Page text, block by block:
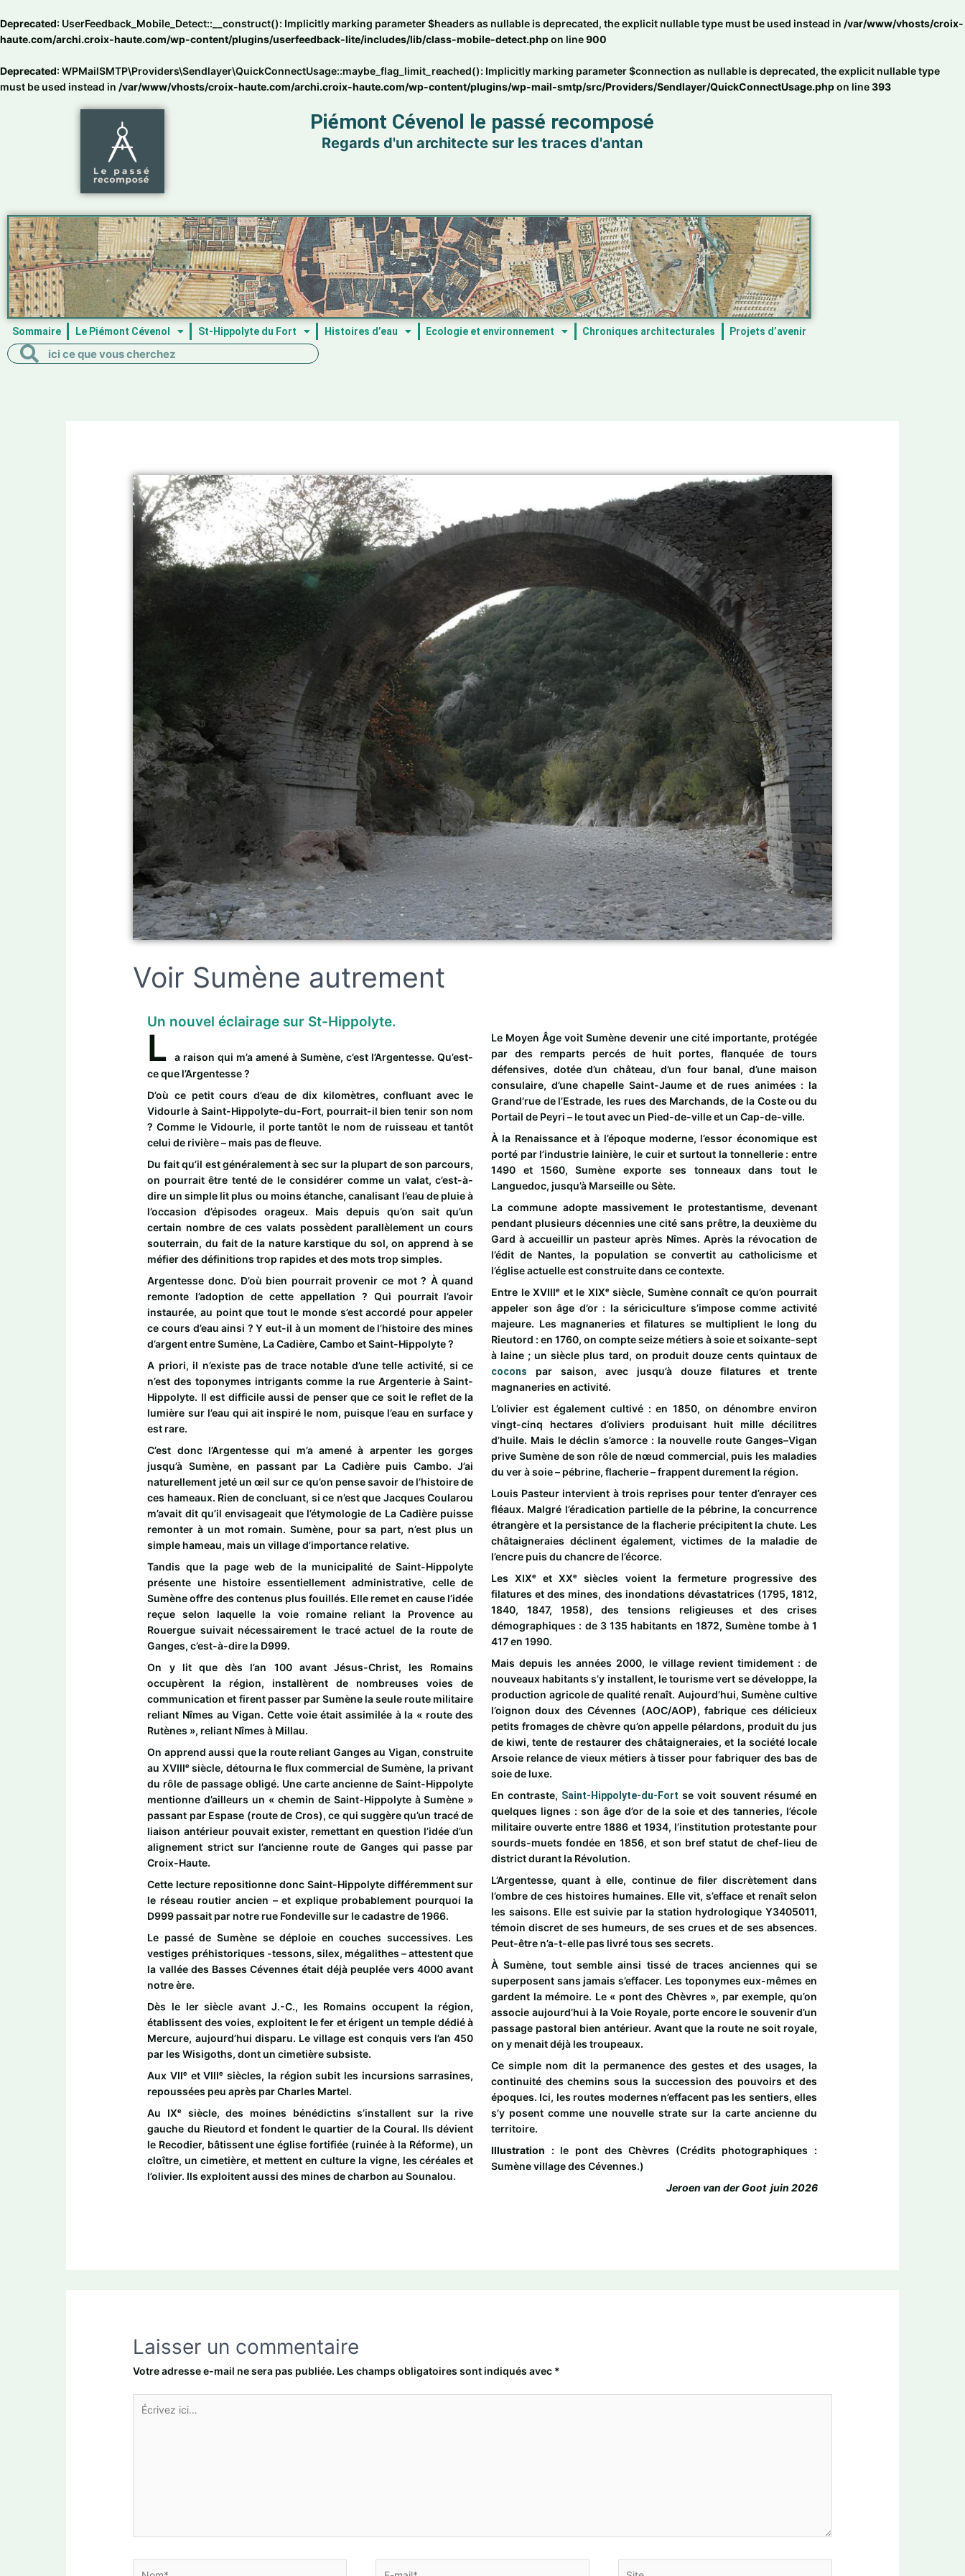
Deprecated: UserFeedback_Mobile_Detect::__construct(): Implicitly marking parameter $headers as nullable is deprecated, the explicit nullable type must be used instead in /var/www/vhosts/croix-
haute.com/archi.croix-haute.com/wp-content/plugins/userfeedback-lite/includes/lib/class-mobile-detect.phpon line900
Deprecated: WPMailSMTP\Providers\Sendlayer\QuickConnectUsage::maybe_flag_limit_reached(): Implicitly marking parameter $connection as nullable is deprecated, the explicit nullable type
must be used instead in /var/www/vhosts/croix-haute.com/archi.croix-haute.com/wp-content/plugins/wp-mail-smtp/src/Providers/Sendlayer/QuickConnectUsage.phpon line393
au
contenu
Piémont Cévenol le passé recomposé
Regards d'un architecte sur les traces d'antan
Sommaire Le Piémont Cévenol St-Hippolyte du Fort Histoires d’eau Ecologie et environnement Chroniques architecturales Projets d’avenir
RechercherRechercher
Voir Sumène autrement
Un nouvel éclairage sur St-Hippolyte.
L
a raison qui m’a amené à Sumène, c’est l’Argentesse. Qu’est-
ce que l’Argentesse ?
D’où ce petit cours d’eau de dix kilomètres, confluant avec le
Vidourle à Saint-Hippolyte-du-Fort, pourrait-il bien tenir son nom
? Comme le Vidourle, il porte tantôt le nom de ruisseau et tantôt
celui de rivière – mais pas de fleuve.
Du fait qu’il est généralement à sec sur la plupart de son parcours,
on pourrait être tenté de le considérer comme un valat, c’est-à-
dire un simple lit plus ou moins étanche, canalisant l’eau de pluie à
l’occasion d’épisodes orageux. Mais depuis qu’on sait qu’un
certain nombre de ces valats possèdent parallèlement un cours
souterrain, du fait de la nature karstique du sol, on apprend à se
méfier des définitions trop rapides et des mots trop simples.
Argentesse donc. D’où bien pourrait provenir ce mot ? À quand
remonte l’adoption de cette appellation ? Qui pourrait l’avoir
instaurée, au point que tout le monde s’est accordé pour appeler
ce cours d’eau ainsi ? Y eut-il à un moment de l’histoire des mines
d’argent entre Sumène, La Cadière, Cambo et Saint-Hippolyte ?
A priori, il n’existe pas de trace notable d’une telle activité, si ce
n’est des toponymes intrigants comme la rue Argenterie à Saint-
Hippolyte. Il est difficile aussi de penser que ce soit le reflet de la
lumière sur l’eau qui ait inspiré le nom, puisque l’eau en surface y
est rare.
C’est donc l’Argentesse qui m’a amené à arpenter les gorges
jusqu’à Sumène, en passant par La Cadière puis Cambo. J’ai
naturellement jeté un œil sur ce qu’on pense savoir de l’histoire de
ces hameaux. Rien de concluant, si ce n’est que Jacques Coularou
m’avait dit qu’il envisageait que l’étymologie de La Cadière puisse
remonter à un mot romain. Sumène, pour sa part, n’est plus un
simple hameau, mais un village d’importance relative.
Tandis que la page web de la municipalité de Saint-Hippolyte
présente une histoire essentiellement administrative, celle de
Sumène offre des contenus plus fouillés. Elle remet en cause l’idée
reçue selon laquelle la voie romaine reliant la Provence au
Rouergue suivait nécessairement le tracé actuel de la route de
Ganges, c’est-à-dire la D999.
On y lit que dès l’an 100 avant Jésus-Christ, les Romains
occupèrent la région, installèrent de nombreuses voies de
communication et firent passer par Sumène la seule route militaire
reliant Nîmes au Vigan. Cette voie était assimilée à la « route des
Rutènes », reliant Nîmes à Millau.
On apprend aussi que la route reliant Ganges au Vigan, construite
au XVIIIᵉ siècle, détourna le flux commercial de Sumène, la privant
du rôle de passage obligé. Une carte ancienne de Saint-Hippolyte
mentionne d’ailleurs un « chemin de Saint-Hippolyte à Sumène »
passant par Espase (route de Cros), ce qui suggère qu’un tracé de
liaison antérieur pouvait exister, remettant en question l’idée d’un
alignement strict sur l’ancienne route de Ganges qui passe par
Croix-Haute.
Cette lecture repositionne donc Saint-Hippolyte différemment sur
le réseau routier ancien – et explique probablement pourquoi la
D999 passait par notre rue Fondeville sur le cadastre de 1966.
Le passé de Sumène se déploie en couches successives. Les
vestiges préhistoriques -tessons, silex, mégalithes – attestent que
la vallée des Basses Cévennes était déjà peuplée vers 4000 avant
notre ère.
Dès le Ier siècle avant J.-C., les Romains occupent la région,
établissent des voies, exploitent le fer et érigent un temple dédié à
Mercure, aujourd’hui disparu. Le village est conquis vers l’an 450
par les Wisigoths, dont un cimetière subsiste.
Aux VIIᵉ et VIIIᵉ siècles, la région subit les incursions sarrasines,
repoussées peu après par Charles Martel.
Au IXᵉ siècle, des moines bénédictins s’installent sur la rive
gauche du Rieutord et fondent le quartier de la Coural. Ils dévient
le Recodier, bâtissent une église fortifiée (ruinée à la Réforme), un
cloître, un cimetière, et mettent en culture la vigne, les céréales et
l’olivier. Ils exploitent aussi des mines de charbon au Sounalou.
Le Moyen Âge voit Sumène devenir une cité importante, protégée
par des remparts percés de huit portes, flanquée de tours
défensives, dotée d’un château, d’un four banal, d’une maison
consulaire, d’une chapelle Saint-Jaume et de rues animées : la
Grand’rue de l’Estrade, les rues des Marchands, de la Coste ou du
Portail de Peyri – le tout avec un Pied-de-ville et un Cap-de-ville.
À la Renaissance et à l’époque moderne, l’essor économique est
porté par l’industrie lainière, le cuir et surtout la tonnellerie : entre
1490 et 1560, Sumène exporte ses tonneaux dans tout le
Languedoc, jusqu’à Marseille ou Sète.
La commune adopte massivement le protestantisme, devenant
pendant plusieurs décennies une cité sans prêtre, la deuxième du
Gard à accueillir un pasteur après Nîmes. Après la révocation de
l’édit de Nantes, la population se convertit au catholicisme et
l’église actuelle est construite dans ce contexte.
Entre le XVIIIᵉ et le XIXᵉ siècle, Sumène connaît ce qu’on pourrait
appeler son âge d’or : la sériciculture s’impose comme activité
majeure. Les magnaneries et filatures se multiplient le long du
Rieutord : en 1760, on compte seize métiers à soie et soixante-sept
à laine ; un siècle plus tard, on produit douze cents quintaux de
cocons par saison, avec jusqu’à douze filatures et trente
magnaneries en activité.
L’olivier est également cultivé : en 1850, on dénombre environ
vingt-cinq hectares d’oliviers produisant huit mille décilitres
d’huile. Mais le déclin s’amorce : la nouvelle route Ganges–Vigan
prive Sumène de son rôle de nœud commercial, puis les maladies
du ver à soie – pébrine, flacherie – frappent durement la région.
Louis Pasteur intervient à trois reprises pour tenter d’enrayer ces
fléaux. Malgré l’éradication partielle de la pébrine, la concurrence
étrangère et la persistance de la flacherie précipitent la chute. Les
châtaigneraies déclinent également, victimes de la maladie de
l’encre puis du chancre de l’écorce.
Les XIXᵉ et XXᵉ siècles voient la fermeture progressive des
filatures et des mines, des inondations dévastatrices (1795, 1812,
1840, 1847, 1958), des tensions religieuses et des crises
démographiques : de 3 135 habitants en 1872, Sumène tombe à 1
417 en 1990.
Mais depuis les années 2000, le village revient timidement : de
nouveaux habitants s’y installent, le tourisme vert se développe, la
production agricole de qualité renaît. Aujourd’hui, Sumène cultive
l’oignon doux des Cévennes (AOC/AOP), fabrique ces délicieux
petits fromages de chèvre qu’on appelle pélardons, produit du jus
de kiwi, tente de restaurer des châtaigneraies, et la société locale
Arsoie relance de vieux métiers à tisser pour fabriquer des bas de
soie de luxe.
En contraste, Saint-Hippolyte-du-Fort se voit souvent résumé en
quelques lignes : son âge d’or de la soie et des tanneries, l’école
militaire ouverte entre 1886 et 1934, l’institution protestante pour
sourds-muets fondée en 1856, et son bref statut de chef-lieu de
district durant la Révolution.
L’Argentesse, quant à elle, continue de filer discrètement dans
l’ombre de ces histoires humaines. Elle vit, s’efface et renaît selon
les saisons. Elle est suivie par la station hydrologique Y3405011,
témoin discret de ses humeurs, de ses crues et de ses absences.
Peut-être n’a-t-elle pas livré tous ses secrets.
À Sumène, tout semble ainsi tissé de traces anciennes qui se
superposent sans jamais s’effacer. Les toponymes eux-mêmes en
gardent la mémoire. Le « pont des Chèvres », par exemple, qu’on
associe aujourd’hui à la Voie Royale, porte encore le souvenir d’un
passage pastoral bien antérieur. Avant que la route ne soit royale,
on y menait déjà les troupeaux.
Ce simple nom dit la permanence des gestes et des usages, la
continuité des chemins sous la succession des pouvoirs et des
époques. Ici, les routes modernes n’effacent pas les sentiers, elles
s’y posent comme une nouvelle strate sur la carte ancienne du
territoire.
Illustration : le pont des Chèvres (Crédits photographiques :
Sumène village des Cévennes.)
Jeroen van der Goot juin 2026
Laisser un commentaire
Votre adresse e-mail ne sera pas publiée. Les champs obligatoires sont indiqués avec *
Écrivez
ici…